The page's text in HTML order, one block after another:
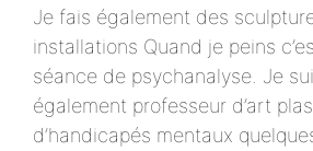
Je fais également des
installations Quand je peins
séance de psychanalyse. Je
également professeur d’art
d’handicapés mentaux